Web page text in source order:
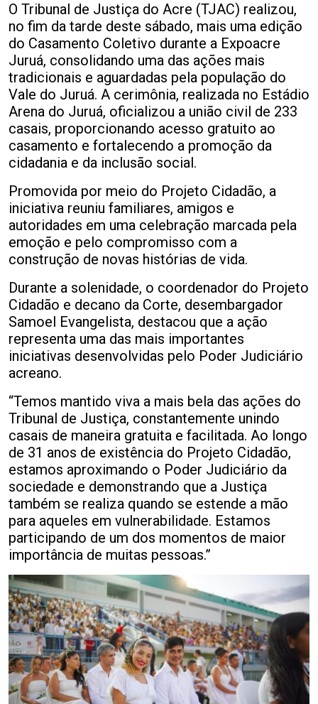
O Tribunal de Justiça do Acre (TJAC) realizou,
no fim da tarde deste sábado, mais uma edição
do Casamento Coletivo durante a Expoacre
Juruá, consolidando uma das ações mais
tradicionais e aguardadas pela população do
Vale do Juruá. A cerimônia, realizada no Estádio
Arena do Juruá, oficializou a união civil de 233
casais, proporcionando acesso gratuito ao
casamento e fortalecendo a promoção da
cidadania e da inclusão social.
Promovida por meio do Projeto Cidadão, a
iniciativa reuniu familiares, amigos e
autoridades em uma celebração marcada pela
emoção e pelo compromisso com a
construção de novas histórias de vida.
Durante a solenidade, o coordenador do Projeto
Cidadão e decano da Corte, desembargador
Samoel Evangelista, destacou que a ação
representa uma das mais importantes
iniciativas desenvolvidas pelo Poder Judiciário
acreano.
“Temos mantido viva a mais bela das ações do
Tribunal de Justiça, constantemente unindo
casais de maneira gratuita e facilitada. Ao longo
de 31 anos de existência do Projeto Cidadão,
estamos aproximando o Poder Judiciário da
sociedade e demonstrando que a Justiça
também se realiza quando se estende a mão
para aqueles em vulnerabilidade. Estamos
participando de um dos momentos de maior
importância de muitas pessoas.”